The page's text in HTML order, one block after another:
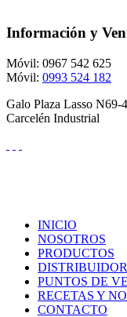
Información y
Móvil: 0967 542 625
Móvil: 0993 524 182
Galo Plaza Lasso N69-
Carcelén Industrial
INICIO
NOSOTROS
PRODUCTOS
PUNTOS DE
RECETAS Y
CONTACTO